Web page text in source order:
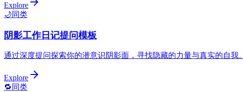
Explore
🌙同类
阴影工作日记提问模板
通过深度提问探索你的潜意识阴影面，寻找隐藏的力量与真实的自我。
Explore
🔁 同类